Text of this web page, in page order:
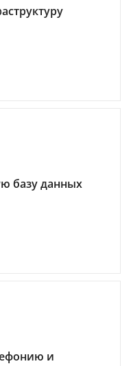
базу данных
и